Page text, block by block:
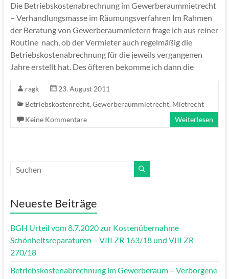
Die Betriebskostenabrechnung im Gewerberaummietrecht
– Verhandlungsmasse im Räumungsverfahren Im Rahmen
der Beratung von Gewerberaummietern frage ich aus reiner
Routine nach, ob der Vermieter auch regelmäßig die
Betriebskostenabrechnung für die jeweils vergangenen
Jahre erstellt hat. Des öfteren bekomme ich dann die
ragk
23. August 2011
Betriebskostenrecht, Gewerberaummietrecht, Mietrecht
Keine Kommentare
Weiterlesen
Neueste Beiträge
BGH Urteil vom 8.7.2020 zur Kostenübernahme
Schönheitsreparaturen – VIII ZR 163/18 und VIII ZR
270/18
Betriebskostenabrechnung im Gewerberaum – Verborgene